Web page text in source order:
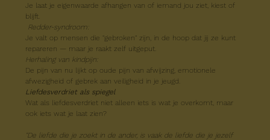
Je laat je eigenwaarde afhangen van of iemand jou ziet, kiest of
blijft.
Redder-syndroom:
Je valt op mensen die "gebroken" zijn, in de hoop dat jij ze kunt
repareren — maar je raakt zelf uitgeput.
Herhaling van kindpijn:
De pijn van nu lijkt op oude pijn van afwijzing, emotionele
afwezigheid of gebrek aan veiligheid in je jeugd.
Liefdesverdriet als spiegel
Wat als liefdesverdriet niet alleen iets is wat je overkomt, maar
ook iets wat je laat zien?
"De liefde die je zoekt in de ander, is vaak de liefde die je jezelf